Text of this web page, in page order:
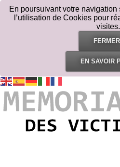
En poursuivant votre
l’utilisation de Cookies pour
visites.
FERMER
EN SAVOIR